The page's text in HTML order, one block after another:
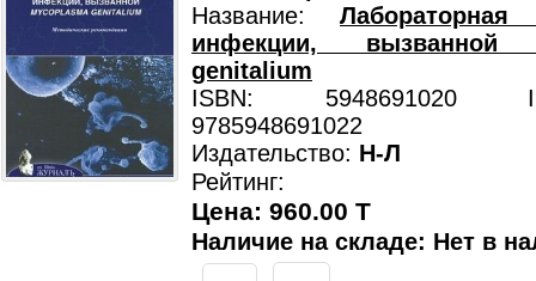
Название: Лабораторная
инфекции, вызванной
genitalium
ISBN: 5948691020
9785948691022
Издательство: Н-Л
Рейтинг:
Цена: 960.00 T
Наличие на складе: Нет в